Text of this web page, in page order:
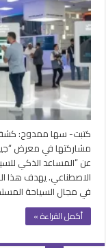
كتبت- سها ممدوح: كشفت
عن “المساعد الذكي
الاصطناعي. يهدف هذا
في مجال السياحة
أكمل القراءة »